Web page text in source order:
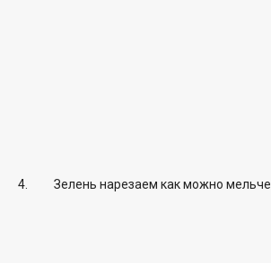
Зелень нарезаем как можно мельче.